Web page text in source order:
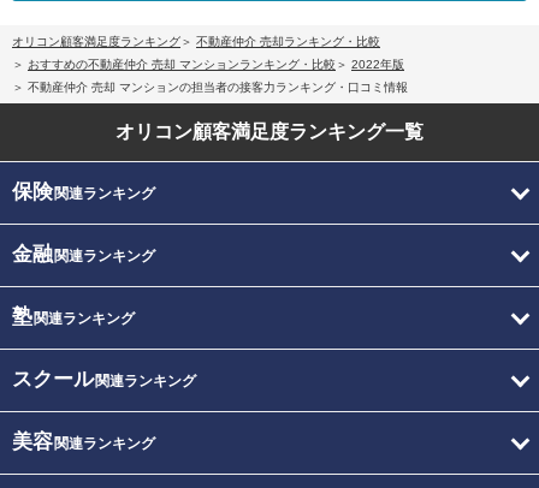
オリコン顧客満足度ランキング
不動産仲介 売却ランキング・比較
おすすめの不動産仲介 売却 マンションランキング・比較
2022年版
不動産仲介 売却 マンションの担当者の接客力ランキング・口コミ情報
オリコン顧客満足度ランキング一覧
保険関連ランキング
金融関連ランキング
塾関連ランキング
スクール関連ランキング
美容関連ランキング